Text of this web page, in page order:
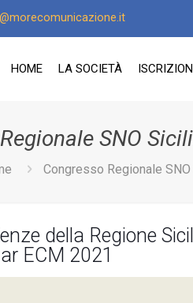
HOME LA SOCIETÀ
SNO
Congresso Regionale
della Regione
ECM 2021